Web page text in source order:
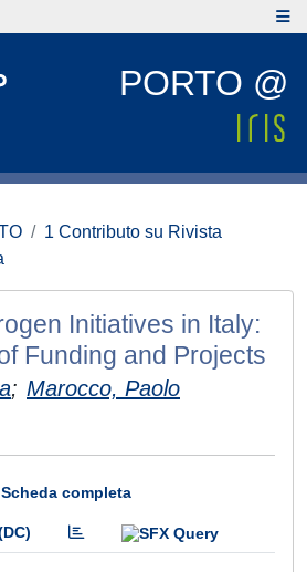
PORTO @
1 Contributo su Rivista
Initiatives in Italy:
Funding and Projects
; Marocco, Paolo
Scheda completa